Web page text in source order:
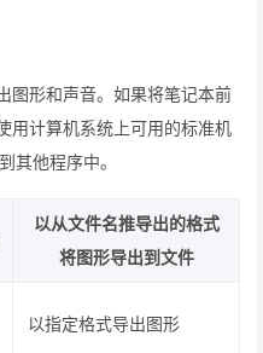
图形和声音。如果将笔记本前
用计算机系统上可用的标准机
其他程序中。
以从文件名推导出的格式
将图形导出到文件
以指定格式导出图形